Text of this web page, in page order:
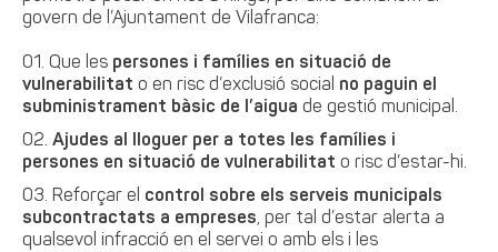
govern de l’Ajuntament de Vilafranca:
Que les persones i famílies en situació de
vulnerabilitat o en risc d’exclusió social no paguin el
subministrament bàsic de l’aigua de gestió municipal.
Ajudes al lloguer per a totes les famílies i
persones en situació de vulnerabilitat o risc d’estar-hi.
Reforçar el control sobre els serveis municipals
subcontractats a empreses, per tal d’estar alerta a
qualsevol infracció en el servei o amb els i les